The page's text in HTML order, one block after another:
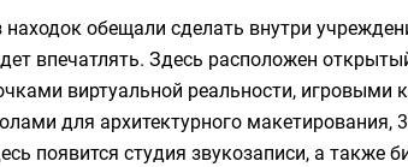
находок обещали сделать внутри
впечатлять. Здесь расположен
виртуальной реальности,
для архитектурного
появится студия звукозаписи, а также